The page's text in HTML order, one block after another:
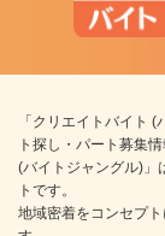
「クリエイトバイト
ト探し・パート募集
(バイトジャングル)」
トです。
地域密着をコンセプ